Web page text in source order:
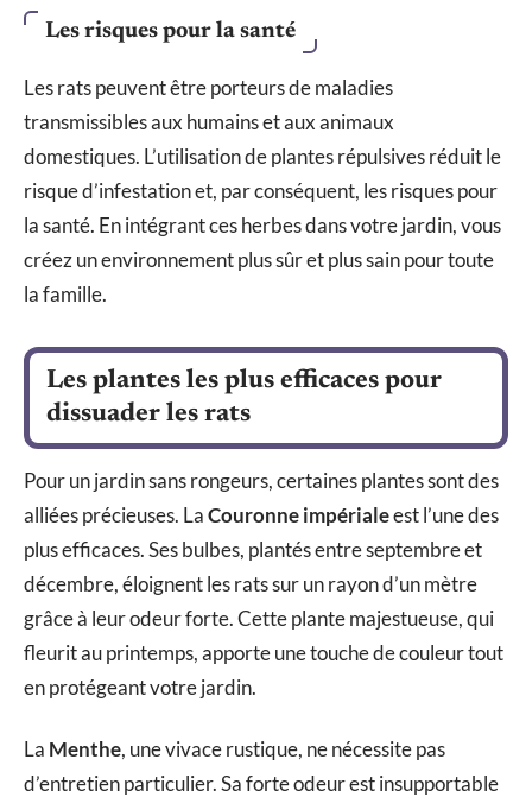
Les risques pour la santé
Les rats peuvent être porteurs de maladies
transmissibles aux humains et aux animaux
domestiques. L’utilisation de plantes répulsives réduit le
risque d’infestation et, par conséquent, les risques pour
la santé. En intégrant ces herbes dans votre jardin, vous
créez un environnement plus sûr et plus sain pour toute
la famille.
Les plantes les plus efficaces pour
dissuader les rats
Pour un jardin sans rongeurs, certaines plantes sont des
alliées précieuses. LaCouronne impérialeest l’une des
plus efficaces. Ses bulbes, plantés entre septembre et
décembre, éloignent les rats sur un rayon d’un mètre
grâce à leur odeur forte. Cette plante majestueuse, qui
fleurit au printemps, apporte une touche de couleur tout
en protégeant votre jardin.
La Menthe, une vivace rustique, ne nécessite pas
d’entretien particulier. Sa forte odeur est insupportable